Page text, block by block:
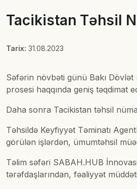
Tacikistan Təhsil
Tarix: 31.08.2023
Səfərin növbəti günü Bakı
prosesi haqqında geniş təqdimat
Daha sonra Tacikistan təhsil
Təhsildə Keyfiyyət Təminatı
görülən işlərdən, ümumtəhsil
Təlim səfəri SABAH.HUB
tərəfdaşlarından, fəaliyyət